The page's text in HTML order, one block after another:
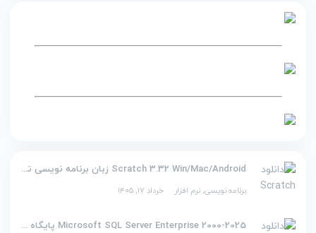
Scratch 3.32 Win/Mac/Android زبان برنامه نویسی تصویری اسکرچ
برنامه نویسی, نرم افزار خرداد ۱۷, ۱۴۰۵
2000-2025 Microsoft SQL Server Enterprise پایگاه داده